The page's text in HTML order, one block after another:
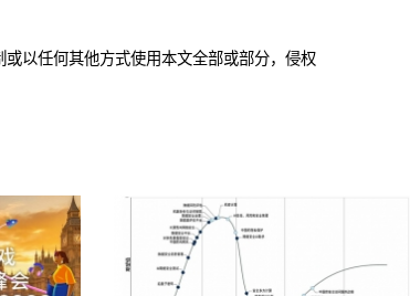
以任何其他方式使用本文全部或部分，侵权